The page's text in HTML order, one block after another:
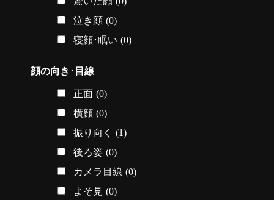
泣き顔 (0)
寝顔･眠い (0)
顔の向き･目線
正面 (0)
横顔 (0)
振り向く
(1)
後ろ姿 (0)
カメラ目線 (0)
よそ見 (0)